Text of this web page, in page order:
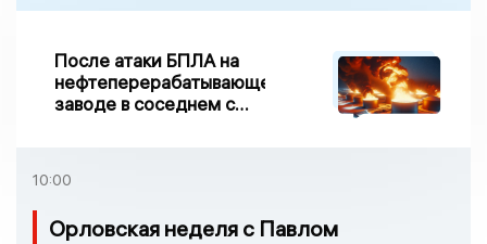
После атаки БПЛА на
нефтеперерабатывающем
заводе в соседнем с
10:00
Орловская неделя с Павлом